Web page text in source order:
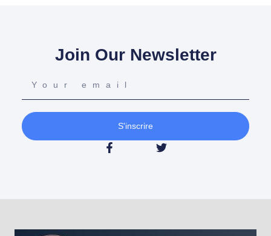
Join Our Newsletter
S'inscrire